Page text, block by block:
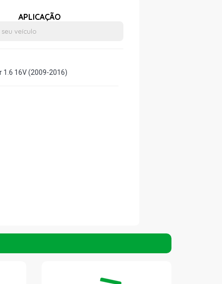
APLICAÇÃO
1.6 16V (2009-2016)